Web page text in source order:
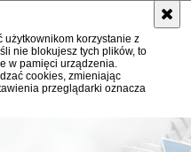
użytkownikom korzystanie z
nie blokujesz tych plików, to
w pamięci urządzenia.
cookies, zmieniając
przeglądarki oznacza